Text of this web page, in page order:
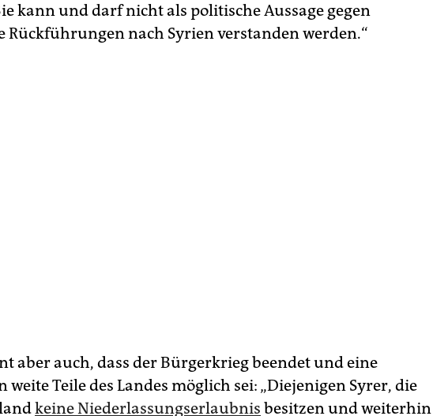
kann und darf nicht als politische Aussage gegen
Rückführungen nach Syrien verstanden werden.“
aber auch, dass der Bürgerkrieg beendet und eine
weite Teile des Landes möglich sei: „Diejenigen Syrer, die
keine Niederlassungserlaubnis besitzen und weiterhin